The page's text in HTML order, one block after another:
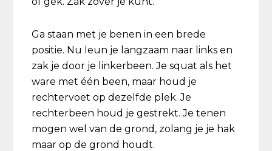
Ga staan met je benen in een brede
positie. Nu leun je langzaam naar links en
zak je door je linkerbeen. Je squat als het
ware met één been, maar houd je
rechtervoet op dezelfde plek. Je
rechterbeen houd je gestrekt. Je tenen
mogen wel van de grond, zolang je je hak
maar op de grond houdt.